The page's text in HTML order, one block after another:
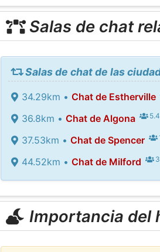
Salas de chat
Salas de chat de las
34.29km • Chat de Estherville
36.8km • Chat de Algona
37.53km • Chat de Spencer
44.52km • Chat de Milford
Importancia del